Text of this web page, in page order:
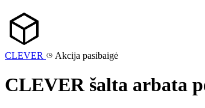
CLEVER Akcija pasibaigė
CLEVER šalta arbata